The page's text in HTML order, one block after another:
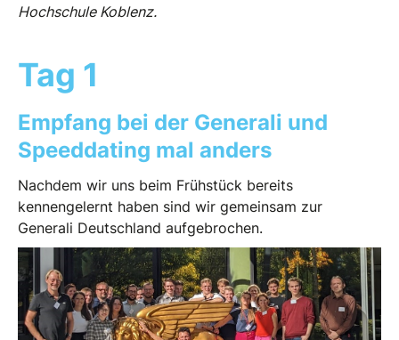
Hochschule Koblenz.
Tag 1
Empfang bei der Generali und
Speeddating mal anders
Nachdem wir uns beim Frühstück bereits
kennengelernt haben sind wir gemeinsam zur
Generali Deutschland aufgebrochen.